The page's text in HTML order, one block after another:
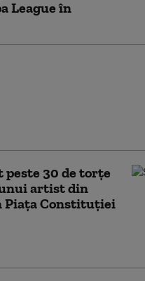
League în
30 de torțe
artist din
Piața Constituției